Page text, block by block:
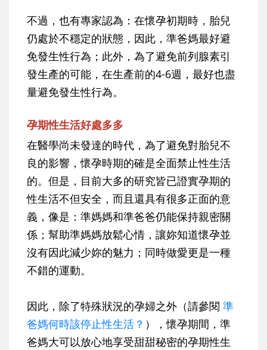
不過，也有專家認為：在懷孕初期時，胎兒
仍處於不穩定的狀態，因此，準爸媽最好避
免發生性行為；此外，為了避免前列腺素引
發生產的可能，在生產前的4-6週，最好也盡
量避免發生性行為。
孕期性生活好處多多
在醫學尚未發達的時代，為了避免對胎兒不
良的影響，懷孕時期的確是全面禁止性生活
的。但是， 目前大多的研究皆已證實孕期的
性生活不但安全，而且還具有很多正面的意
義， 像是：準媽媽和準爸爸仍能保持親密關
係；幫助準媽媽放鬆心情，讓妳知道懷孕並
沒有因此減少妳的魅力；同時做愛更是一種
不錯的運動。
因此，除了特殊狀況的孕婦之外（請參閱 準
爸媽何時該停止性生活？ ），懷孕期間，準
爸媽大可以放心地享受甜甜秘密的孕期性生